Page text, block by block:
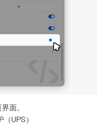
面。
UPS）